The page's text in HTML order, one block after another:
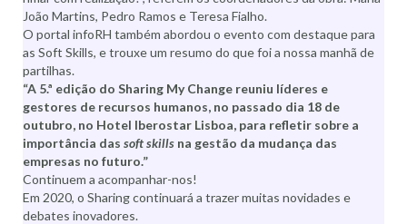
João Martins, Pedro Ramos e Teresa Fialho.
O portal infoRH também abordou o evento com destaque para
as Soft Skills, e trouxe um resumo do que foi a nossa manhã de
partilhas.
“A 5.ª edição do Sharing My Change reuniu líderes e
gestores de recursos humanos, no passado dia 18 de
outubro, no Hotel Iberostar Lisboa, para refletir sobre a
importância das soft skills na gestão da mudança das
empresas no futuro.”
Continuem a acompanhar-nos!
Em 2020, o Sharing continuará a trazer muitas novidades e
debates inovadores.